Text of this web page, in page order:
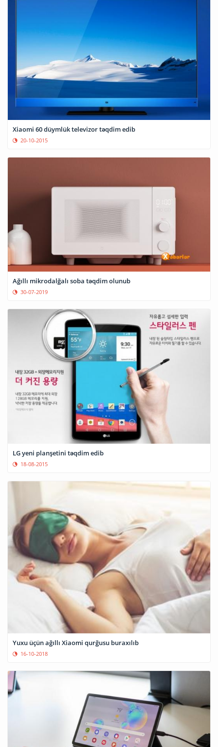
Xiaomi 60 düymlük televizor təqdim edib
20-10-2015
Ağıllı mikrodalğalı soba təqdim olunub
30-07-2019
LG yeni planşetini təqdim edib
18-08-2015
Yuxu üçün ağıllı Xiaomi qurğusu buraxılıb
16-10-2018